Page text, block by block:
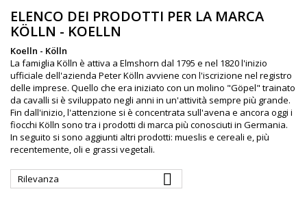
ELENCO DEI PRODOTTI PER LA MARCA
KÖLLN - KOELLN
Koelln - Kölln
La famiglia Kölln è attiva a Elmshorn dal 1795 e nel 1820 l'inizio
ufficiale dell'azienda Peter Kölln avviene con l'iscrizione nel registro
delle imprese. Quello che era iniziato con un molino "Göpel" trainato
da cavalli si è sviluppato negli anni in un'attività sempre più grande.
Fin dall'inizio, l'attenzione si è concentrata sull'avena e ancora oggi i
fiocchi Kölln sono tra i prodotti di marca più conosciuti in Germania.
In seguito si sono aggiunti altri prodotti: mueslis e cereali e, più
recentemente, oli e grassi vegetali.
Rilevanza 